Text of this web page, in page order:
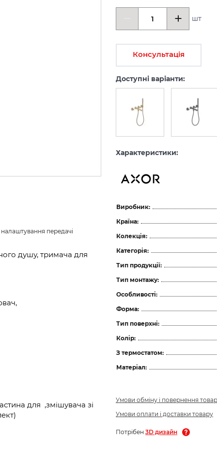
налаштування передачі
душу, тримача для
для ,змішувача зі
шт
Консультація
Доступні варіанти:
Характеристики:
Виробник:
Країна:
Колекція:
Категорія:
Тип продукції:
Тип монтажу:
Особливості:
Форма:
Тип поверхні:
Колір:
З термостатом:
Матеріал:
Умови обміну і повернення
Умови оплати і доставки товару
Потрібен 3D дизайн